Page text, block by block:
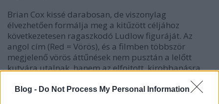
Blog - Do Not Process My Personal Information
Brian Cox kissé darabosan, de viszonylag
élvezhetően formálja meg a kitűzött céljához
következetesen ragaszkodó Ludlow figuráját. Az
angol cím (Red = Vörös), és a filmben többször
megjelenő vörös áttűnések nem pusztán a lelőtt
kutyára utalnak, hanem az elfojtott, kirobbanásra
váró dühre is, amely az alkotás sugallata szerint az
emberi természet szerves részét képezi. Ez az izzó,